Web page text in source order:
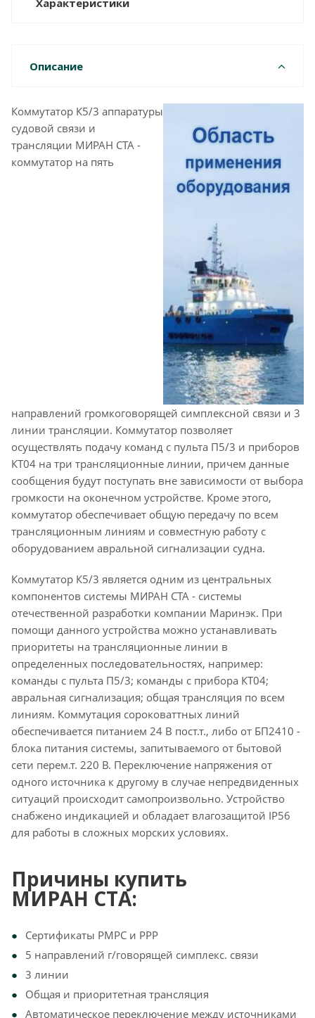
Характеристики
Описание
Коммутатор К5/3 аппаратуры
судовой связи и
трансляции МИРАН СТА -
коммутатор на пять
направлений громкоговорящей симплексной связи и 3
линии трансляции. Коммутатор позволяет
осуществлять подачу команд с пульта П5/3 и приборов
КТ04 на три трансляционные линии, причем данные
сообщения будут поступать вне зависимости от выбора
громкости на оконечном устройстве. Кроме этого,
коммутатор обеспечивает общую передачу по всем
трансляционным линиям и совместную работу с
оборудованием авральной сигнализации судна.
Коммутатор К5/3 является одним из центральных
компонентов системы МИРАН СТА - системы
отечественной разработки компании Маринэк. При
помощи данного устройства можно устанавливать
приоритеты на трансляционные линии в
определенных последовательностях, например:
команды с пульта П5/3; команды с прибора КТ04;
авральная сигнализация; общая трансляция по всем
линиям. Коммутация сороковаттных линий
обеспечивается питанием 24 В пост.т., либо от БП2410 -
блока питания системы, запитываемого от бытовой
сети перем.т. 220 В. Переключение напряжения от
одного источника к другому в случае непредвиденных
ситуаций происходит самопроизвольно. Устройство
снабжено индикацией и обладает влагозащитой IP56
для работы в сложных морских условиях.
Причины купить
МИРАН СТА:
Сертификаты РМРС и РРР
5 направлений г/говорящей симплекс. связи
3 линии
Общая и приоритетная трансляция
Автоматическое переключение между источниками